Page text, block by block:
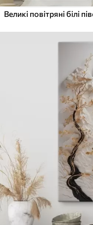
Великі повітряні білі